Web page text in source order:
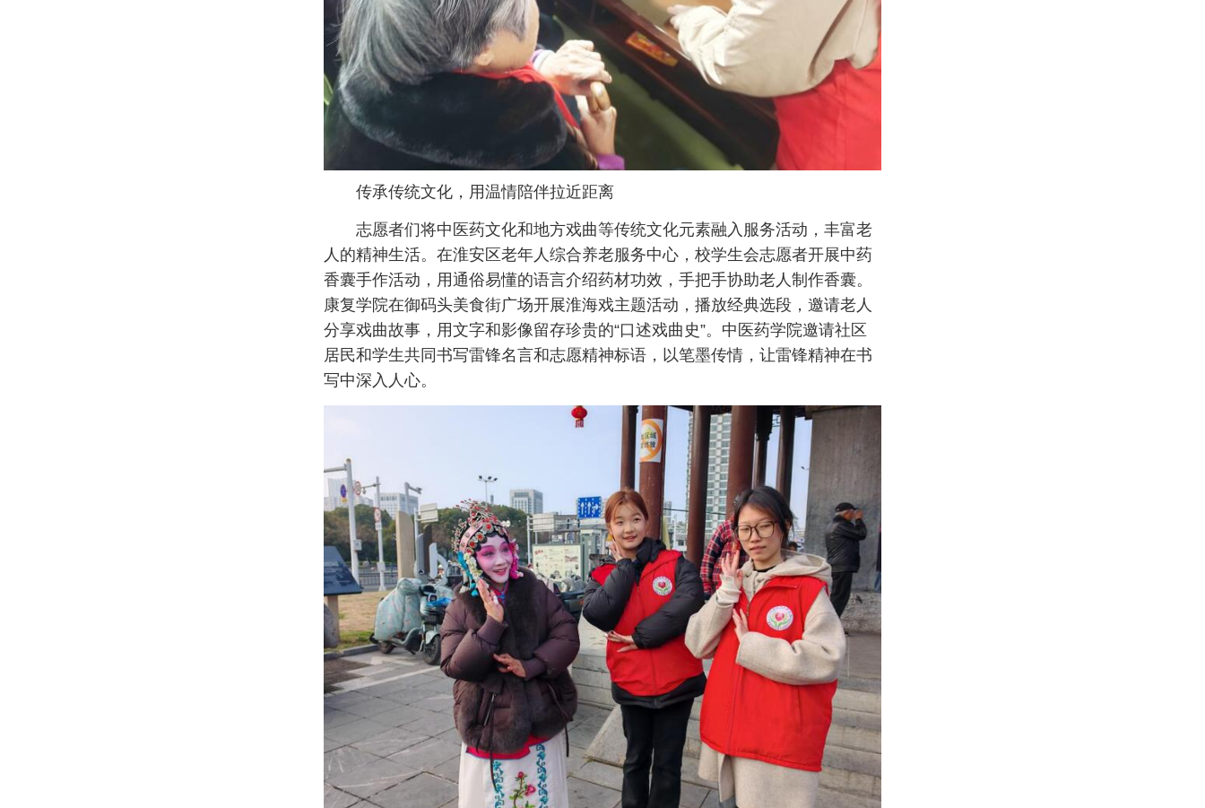
传承传统文化，用温情陪伴拉近距离
志愿者们将中医药文化和地方戏曲等传统文化元素融入服务活动，丰富老
人的精神生活。在淮安区老年人综合养老服务中心，校学生会志愿者开展中药
香囊手作活动，用通俗易懂的语言介绍药材功效，手把手协助老人制作香囊。
康复学院在御码头美食街广场开展淮海戏主题活动，播放经典选段，邀请老人
分享戏曲故事，用文字和影像留存珍贵的“口述戏曲史”。中医药学院邀请社区
居民和学生共同书写雷锋名言和志愿精神标语，以笔墨传情，让雷锋精神在书
写中深入人心。